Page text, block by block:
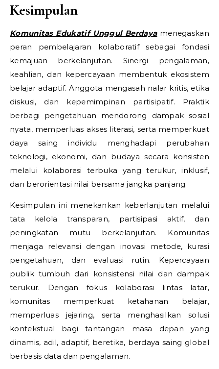
Kesimpulan
Komunitas Edukatif Unggul Berdayamenegaskan
peran pembelajaran kolaboratif sebagai fondasi
kemajuan berkelanjutan. Sinergi pengalaman,
keahlian, dan kepercayaan membentuk ekosistem
belajar adaptif. Anggota mengasah nalar kritis, etika
diskusi, dan kepemimpinan partisipatif. Praktik
berbagi pengetahuan mendorong dampak sosial
nyata, memperluas akses literasi, serta memperkuat
daya saing individu menghadapi perubahan
teknologi, ekonomi, dan budaya secara konsisten
melalui kolaborasi terbuka yang terukur, inklusif,
dan berorientasi nilai bersama jangka panjang.
Kesimpulan ini menekankan keberlanjutan melalui
tata kelola transparan, partisipasi aktif, dan
peningkatan mutu berkelanjutan. Komunitas
menjaga relevansi dengan inovasi metode, kurasi
pengetahuan, dan evaluasi rutin. Kepercayaan
publik tumbuh dari konsistensi nilai dan dampak
terukur. Dengan fokus kolaborasi lintas latar,
komunitas memperkuat ketahanan belajar,
memperluas jejaring, serta menghasilkan solusi
kontekstual bagi tantangan masa depan yang
dinamis, adil, adaptif, beretika, berdaya saing global
berbasis data dan pengalaman.